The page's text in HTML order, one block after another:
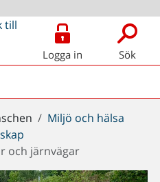
Logga in Sök
Miljö och hälsa
och järnvägar